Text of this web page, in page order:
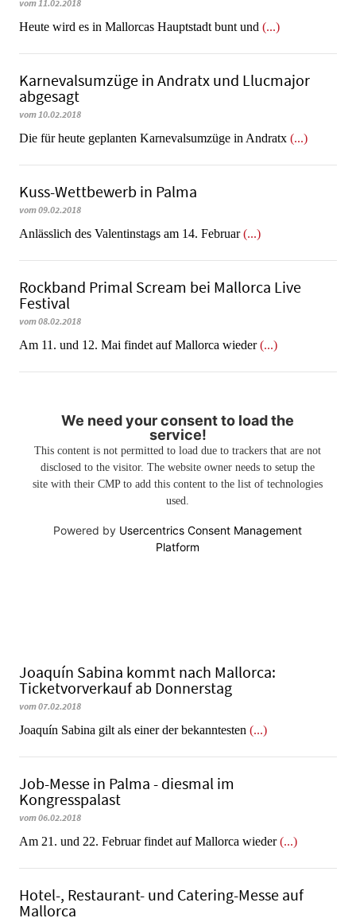
vom 11.02.2018
Heute wird es in Mallorcas Hauptstadt bunt und (...)
Karnevalsumzüge in Andratx und Llucmajor
abgesagt
vom 10.02.2018
Die für heute geplanten Karnevalsumzüge in Andratx (...)
Kuss-Wettbewerb in Palma
vom 09.02.2018
Anlässlich des Valentinstags am 14. Februar(...)
Rockband Primal Scream bei Mallorca Live
Festival
vom 08.02.2018
Am 11. und 12. Mai findet auf Mallorca wieder(...)
We need your consent to load the
service!
This content is not permitted to load due to trackers that are not
disclosed to the visitor. The website owner needs to setup the
site with their CMP to add this content to the list of technologies
used.
Powered by Usercentrics Consent Management
Platform
Joaquín Sabina kommt nach Mallorca:
Ticketvorverkauf ab Donnerstag
vom 07.02.2018
Joaquín Sabina gilt als einer der bekanntesten (...)
Job-Messe in Palma - diesmal im
Kongresspalast
vom 06.02.2018
Am 21. und 22. Februar findet auf Mallorca wieder(...)
Hotel-, Restaurant- und Catering-Messe auf
Mallorca